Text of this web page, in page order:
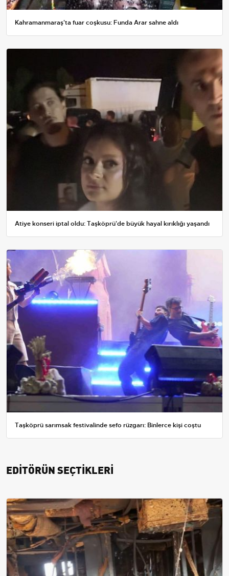
Kahramanmaraş'ta fuar coşkusu: Funda Arar sahne aldı
Atiye konseri iptal oldu: Taşköprü'de büyük hayal kırıklığı yaşandı
Taşköprü sarımsak festivalinde sefo rüzgarı: Binlerce kişi coştu
EDİTÖRÜN SEÇTİKLERİ